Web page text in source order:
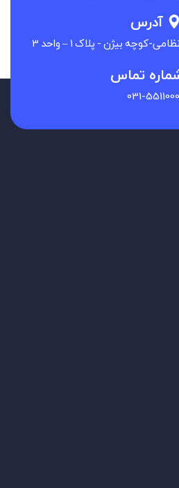
آدرس
بیژن - پلاک 1 – واحد 3
تماس
031-